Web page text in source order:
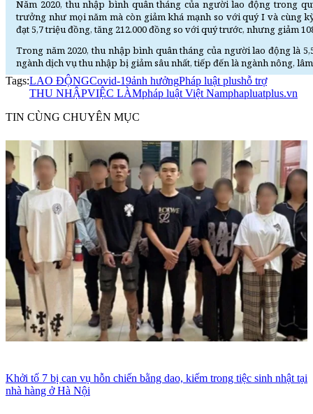
Năm 2020, thu nhập bình quân tháng của người lao động trong
trưởng như mọi năm mà còn giảm khá mạnh so với quý I và cùng
đạt 5,7 triệu đồng, tăng 212.000 đồng so với quý trước, nhưng giảm
Trong năm 2020, thu nhập bình quân tháng của người lao động là
ngành dịch vụ thu nhập bị giảm sâu nhất, tiếp đến là ngành nông,
Tags:LAO ĐỘNGCovid-19ảnh hưởngPháp luật plushỗ trợ
THU NHẬPVIỆC LÀMpháp luật Việt Namphapluatplus.vn
TIN CÙNG CHUYÊN MỤC
Khởi tố 7 bị can vụ hỗn chiến bằng dao, kiếm trong tiệc sinh nhật tại
nhà hàng ở Hà Nội